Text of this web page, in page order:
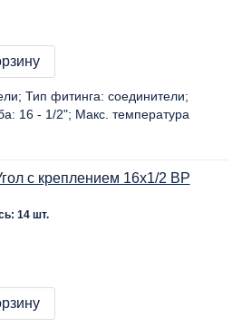
Тип фитинга: соединители
16 - 1/2" Макс. температура
с креплением 16х1/2 ВР
14 шт.